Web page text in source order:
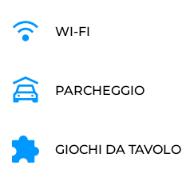
WI-FI
PARCHEGGIO
GIOCHI DA TAVOLO